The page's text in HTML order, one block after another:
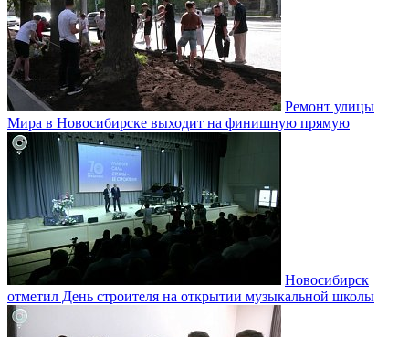
Ремонт улицы
Мира в Новосибирске выходит на финишную прямую
Новосибирск
отметил День строителя на открытии музыкальной школы